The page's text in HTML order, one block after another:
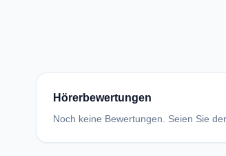
Hörerbewertungen
Noch keine Bewertungen. Seien Sie